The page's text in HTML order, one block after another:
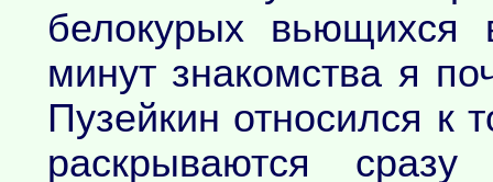
белокурых вьющихся
минут знакомства я
Пузейкин относился к
раскрываются